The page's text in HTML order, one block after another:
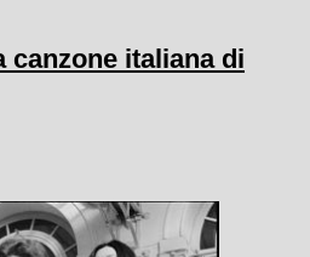
canzone italiana di